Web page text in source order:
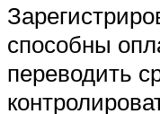
способны
переводить